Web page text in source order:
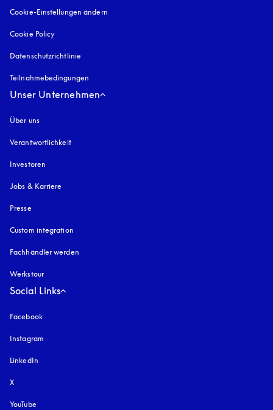
Cookie-Einstellungen ändern
Cookie Policy
Datenschutzrichtlinie
Teilnahmebedingungen
Unser Unternehmen
Über uns
Verantwortlichkeit
Investoren
Jobs & Karriere
Presse
Custom integration
Fachhändler werden
Werkstour
Social Links
Facebook
Instagram
LinkedIn
X
YouTube